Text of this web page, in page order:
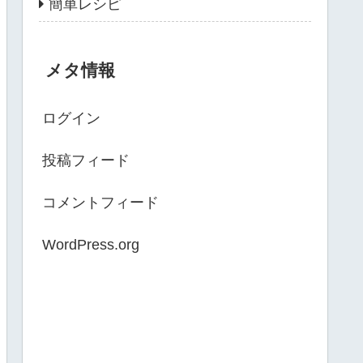
簡単レシピ
メタ情報
ログイン
投稿フィード
コメントフィード
WordPress.org